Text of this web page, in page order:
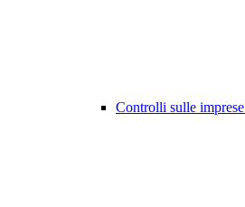
Controlli sulle imprese